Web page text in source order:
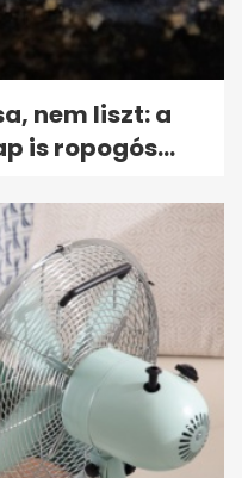
nem liszt: a
is ropogós...